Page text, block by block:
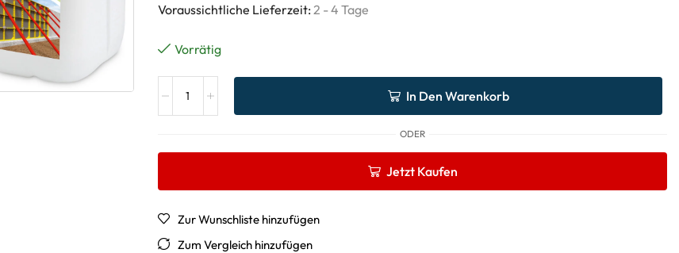
Voraussichtliche Lieferzeit: 2 - 4 Tage
Vorrätig
In Den Warenkorb
ODER
Jetzt Kaufen
Zur Wunschliste hinzufügen
Zum Vergleich hinzufügen